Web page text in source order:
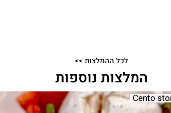
לכל ההמלצות >>
המלצות נוספות